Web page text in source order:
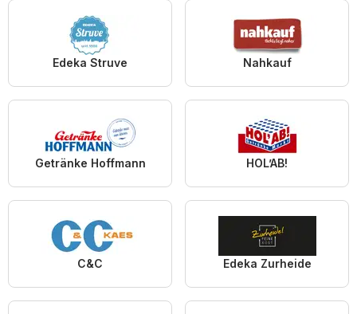
Edeka Struve Nahkauf
Getränke Hoffmann HOL’AB!
C&C Edeka Zurheide